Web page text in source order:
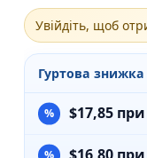
Увійдіть, щоб
Гуртова
$17,85 при